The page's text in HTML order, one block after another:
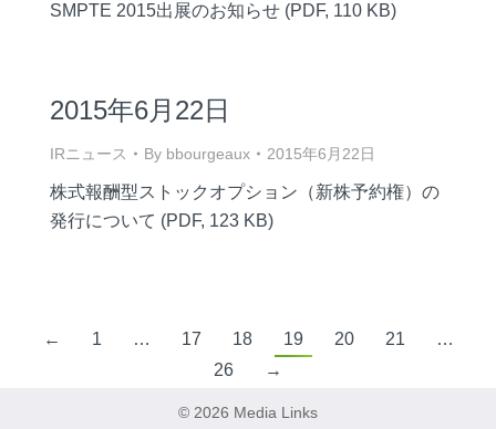
SMPTE 2015出展のお知らせ (PDF, 110 KB)
2015年6月22日
IRニュース By bbourgeaux 2015年6月22日
株式報酬型ストックオプション（新株予約権）の
発行について (PDF, 123 KB)
← 1 … 17 18 19 20 21
…
26
→
© 2026 Media Links